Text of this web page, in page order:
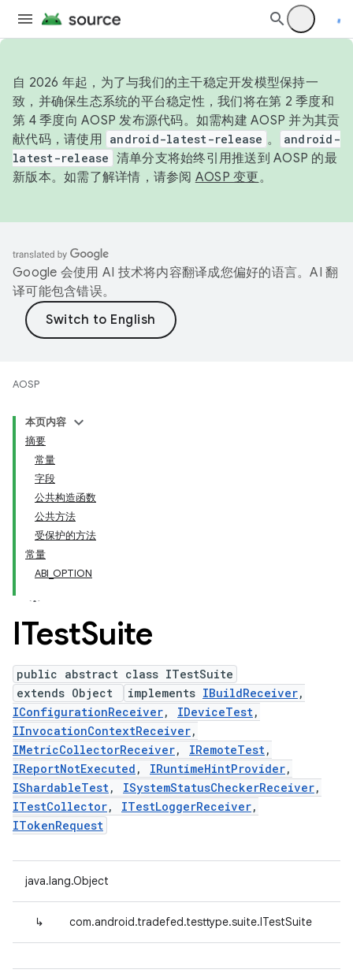
自 2026 年起，为了与我们的主干稳定开发模型保持一
致，并确保生态系统的平台稳定性，我们将在第 2 季度和
第 4 季度向 AOSP 发布源代码。如需构建 AOSP 并为其贡
献代码，请使用 android-latest-release 。
android-
latest-release 清单分支将始终引用推送到 AOSP 的最
新版本。如需了解详情，请参阅 AOSP 变更。
Google 会使用 AI 技术将内容翻译成您偏好的语言。AI 翻
译可能包含错误。
AOSP
本页内容
摘要
常量
字段
公共构造函数
公共方法
受保护的方法
常量
ABI_OPTION
ITestSuite
public abstract class ITestSuite
extends Object
implements IBuildReceiver,
IConfigurationReceiver, IDeviceTest,
IInvocationContextReceiver,
IMetricCollectorReceiver, IRemoteTest,
IReportNotExecuted , IRuntimeHintProvider,
IShardableTest, ISystemStatusCheckerReceiver,
ITestCollector, ITestLoggerReceiver,
ITokenRequest
java.lang.Object
↳ com.android.tradefed.testtype.suite.ITestSuite